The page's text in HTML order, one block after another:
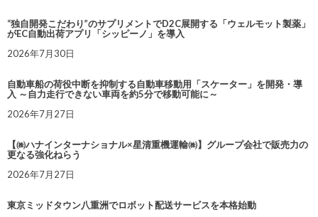
“独自開発こだわり”のサプリメントでD2C展開する「ウェルモット製薬」
がEC自動出荷アプリ「シッピーノ」を導入
2026年7月30日
自動車船の荷役中断を抑制する自動車移動用「スケーター」を開発・導
入 ～自力走行できない車両を約5分で移動可能に～
2026年7月27日
【㈱ハナインターナショナル×星清重機運輸㈱】グループ会社で販売力の
更なる強化ねらう
2026年7月27日
東京ミッドタウン八重洲でロボット配送サービスを本格始動